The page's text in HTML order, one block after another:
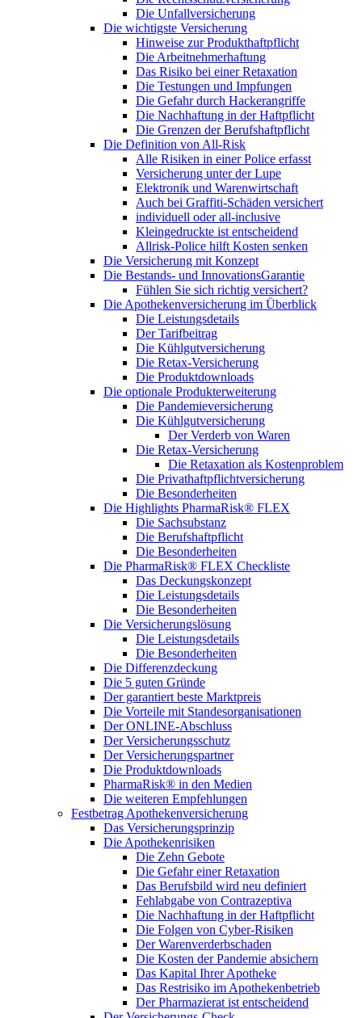
Die Unfallversicherung
Die wichtigste Versicherung
Hinweise zur Produkthaftpflicht
Die Arbeitnehmerhaftung
Das Risiko bei einer Retaxation
Die Testungen und Impfungen
Die Gefahr durch Hackerangriffe
Die Nachhaftung in der Haftpflicht
Die Grenzen der Berufshaftpflicht
Die Definition von All-Risk
Alle Risiken in einer Police erfasst
Versicherung unter der Lupe
Elektronik und Warenwirtschaft
Auch bei Graffiti-Schäden versichert
individuell oder all-inclusive
Kleingedruckte ist entscheidend
Allrisk-Police hilft Kosten senken
Die Versicherung mit Konzept
Die Bestands- und InnovationsGarantie
Fühlen Sie sich richtig versichert?
Die Apothekenversicherung im Überblick
Die Leistungsdetails
Der Tarifbeitrag
Die Kühlgutversicherung
Die Retax-Versicherung
Die Produktdownloads
Die optionale Produkterweiterung
Die Pandemieversicherung
Die Kühlgutversicherung
Der Verderb von Waren
Die Retax-Versicherung
Die Retaxation als Kostenproblem
Die Privathaftpflichtversicherung
Die Besonderheiten
Die Highlights PharmaRisk® FLEX
Die Sachsubstanz
Die Berufshaftpflicht
Die Besonderheiten
Die PharmaRisk® FLEX Checkliste
Das Deckungskonzept
Die Leistungsdetails
Die Besonderheiten
Die Versicherungslösung
Die Leistungsdetails
Die Besonderheiten
Die Differenzdeckung
Die 5 guten Gründe
Der garantiert beste Marktpreis
Die Vorteile mit Standesorganisationen
Der ONLINE-Abschluss
Der Versicherungsschutz
Der Versicherungspartner
Die Produktdownloads
PharmaRisk® in den Medien
Die weiteren Empfehlungen
Festbetrag Apothekenversicherung
Das Versicherungsprinzip
Die Apothekenrisiken
Die Zehn Gebote
Die Gefahr einer Retaxation
Das Berufsbild wird neu definiert
Fehlabgabe von Contrazeptiva
Die Nachhaftung in der Haftpflicht
Die Folgen von Cyber-Risiken
Der Warenverderbschaden
Die Kosten der Pandemie absichern
Das Kapital Ihrer Apotheke
Das Restrisiko im Apothekenbetrieb
Der Pharmazierat ist entscheidend